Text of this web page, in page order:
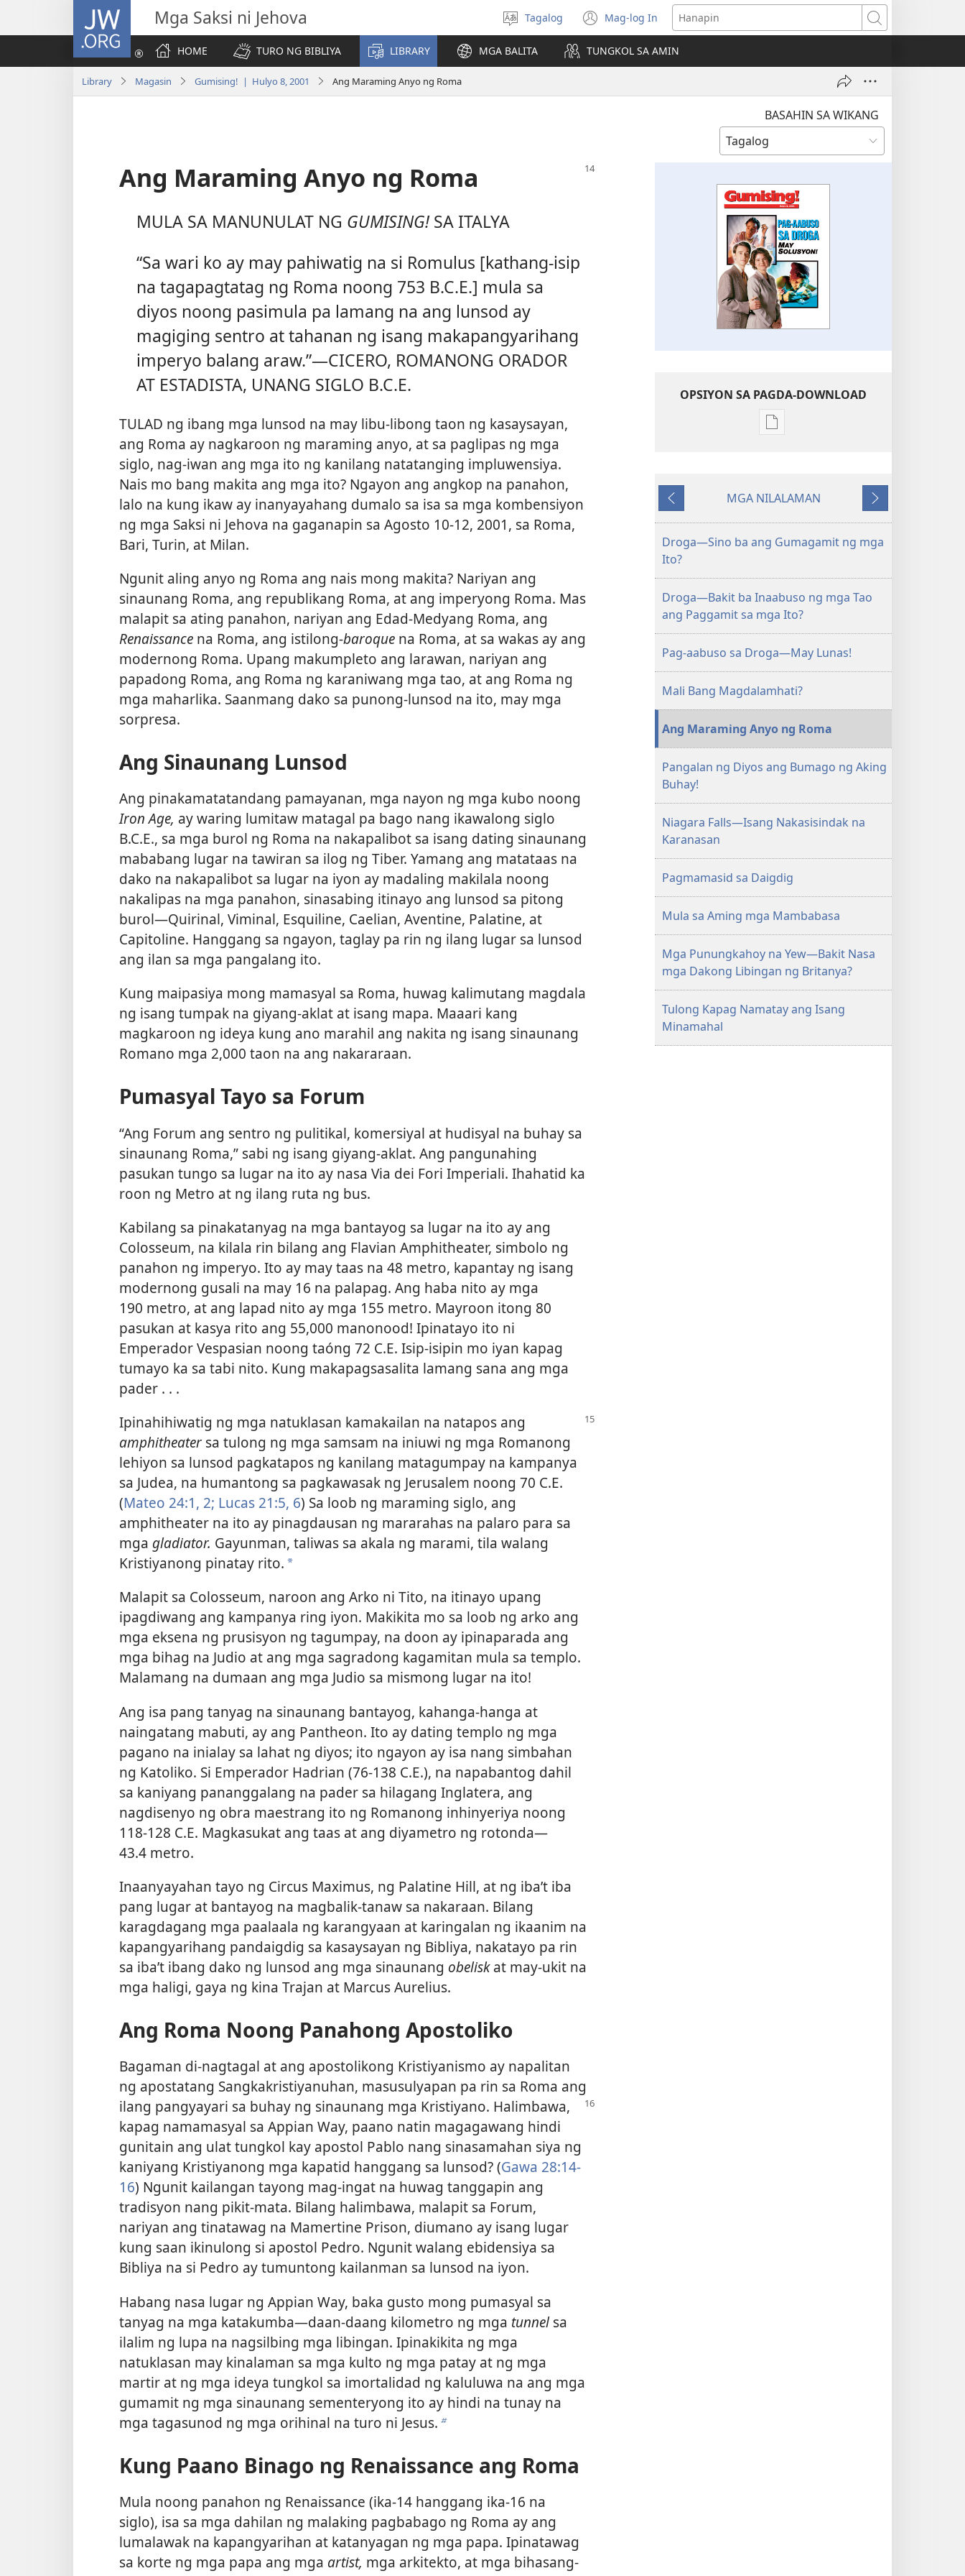
JW.ORG Mga Saksi ni Jehova
Pumili
ng
wika
Tagalog Mag-log In
(may
bubukas
na
bagong
Hanapin
HOME
TURO NG BIBLIYA LIBRARY MGA BALITA TUNGKOL SA AMIN
Library Magasin Gumising! | Hulyo 8, 2001 Ang Maraming Anyo ng Roma
BASAHIN SA WIKANG
Ang Maraming Anyo ng Roma
MULA SA MANUNULAT NG GUMISING!SA ITALYA
“Sa wari ko ay may pahiwatig na si Romulus [kathang-isip
na tagapagtatag ng Roma noong 753 B.C.E.] mula sa
diyos noong pasimula pa lamang na ang lunsod ay
magiging sentro at tahanan ng isang makapangyarihang
imperyo balang araw.”​—CICERO, ROMANONG ORADOR
AT ESTADISTA, UNANG SIGLO B.C.E.
TULAD ng ibang mga lunsod na may libu-libong taon ng kasaysayan,
ang Roma ay nagkaroon ng maraming anyo, at sa paglipas ng mga
siglo, nag-iwan ang mga ito ng kanilang natatanging impluwensiya.
Nais mo bang makita ang mga ito? Ngayon ang angkop na panahon,
lalo na kung ikaw ay inanyayahang dumalo sa isa sa mga kombensiyon
ng mga Saksi ni Jehova na gaganapin sa Agosto 10-12, 2001, sa Roma,
Bari, Turin, at Milan.
Ngunit aling anyo ng Roma ang nais mong makita? Nariyan ang
sinaunang Roma, ang republikang Roma, at ang imperyong Roma. Mas
malapit sa ating panahon, nariyan ang Edad-Medyang Roma, ang
Renaissance na Roma, ang istilong-baroque na Roma, at sa wakas ay ang
modernong Roma. Upang makumpleto ang larawan, nariyan ang
papadong Roma, ang Roma ng karaniwang mga tao, at ang Roma ng
mga maharlika. Saanmang dako sa punong-lunsod na ito, may mga
sorpresa.
Ang Sinaunang Lunsod
Ang pinakamatatandang pamayanan, mga nayon ng mga kubo noong
Iron Age, ay waring lumitaw matagal pa bago nang ikawalong siglo
B.C.E., sa mga burol ng Roma na nakapalibot sa isang dating sinaunang
mababang lugar na tawiran sa ilog ng Tiber. Yamang ang matataas na
dako na nakapalibot sa lugar na iyon ay madaling makilala noong
nakalipas na mga panahon, sinasabing itinayo ang lunsod sa pitong
burol​—Quirinal, Viminal, Esquiline, Caelian, Aventine, Palatine, at
Capitoline. Hanggang sa ngayon, taglay pa rin ng ilang lugar sa lunsod
ang ilan sa mga pangalang ito.
Kung maipasiya mong mamasyal sa Roma, huwag kalimutang magdala
ng isang tumpak na giyang-aklat at isang mapa. Maaari kang
magkaroon ng ideya kung ano marahil ang nakita ng isang sinaunang
Romano mga 2,000 taon na ang nakararaan.
Pumasyal Tayo sa Forum
“Ang Forum ang sentro ng pulitikal, komersiyal at hudisyal na buhay sa
sinaunang Roma,” sabi ng isang giyang-aklat. Ang pangunahing
pasukan tungo sa lugar na ito ay nasa Via dei Fori Imperiali. Ihahatid ka
roon ng Metro at ng ilang ruta ng bus.
Kabilang sa pinakatanyag na mga bantayog sa lugar na ito ay ang
Colosseum, na kilala rin bilang ang Flavian Amphitheater, simbolo ng
panahon ng imperyo. Ito ay may taas na 48 metro, kapantay ng isang
modernong gusali na may 16 na palapag. Ang haba nito ay mga
190 metro, at ang lapad nito ay mga 155 metro. Mayroon itong 80
pasukan at kasya rito ang 55,000 manonood! Ipinatayo ito ni
Emperador Vespasian noong taóng 72 C.E. Isip-isipin mo iyan kapag
tumayo ka sa tabi nito. Kung makapagsasalita lamang sana ang mga
pader . . .
Ipinahihiwatig ng mga natuklasan kamakailan na natapos ang
amphitheater sa tulong ng mga samsam na iniuwi ng mga Romanong
lehiyon sa lunsod pagkatapos ng kanilang matagumpay na kampanya
sa Judea, na humantong sa pagkawasak ng Jerusalem noong 70 C.E.
(Mateo 24:1, 2; Lucas 21:5, 6) Sa loob ng maraming siglo, ang
amphitheater na ito ay pinagdausan ng mararahas na palaro para sa
mga gladiator. Gayunman, taliwas sa akala ng marami, tila walang
Kristiyanong pinatay rito. a
Malapit sa Colosseum, naroon ang Arko ni Tito, na itinayo upang
ipagdiwang ang kampanya ring iyon. Makikita mo sa loob ng arko ang
mga eksena ng prusisyon ng tagumpay, na doon ay ipinaparada ang
mga bihag na Judio at ang mga sagradong kagamitan mula sa templo.
Malamang na dumaan ang mga Judio sa mismong lugar na ito!
Ang isa pang tanyag na sinaunang bantayog, kahanga-hanga at
naingatang mabuti, ay ang Pantheon. Ito ay dating templo ng mga
pagano na inialay sa lahat ng diyos; ito ngayon ay isa nang simbahan
ng Katoliko. Si Emperador Hadrian (76-138 C.E.), na napabantog dahil
sa kaniyang pananggalang na pader sa hilagang Inglatera, ang
nagdisenyo ng obra maestrang ito ng Romanong inhinyeriya noong
118-128 C.E. Magkasukat ang taas at ang diyametro ng rotonda​—
43.4 metro.
Inaanyayahan tayo ng Circus Maximus, ng Palatine Hill, at ng iba’t iba
pang lugar at bantayog na magbalik-tanaw sa nakaraan. Bilang
karagdagang mga paalaala ng karangyaan at karingalan ng ikaanim na
kapangyarihang pandaigdig sa kasaysayan ng Bibliya, nakatayo pa rin
sa iba’t ibang dako ng lunsod ang mga sinaunang obeliskat may-ukit na
mga haligi, gaya ng kina Trajan at Marcus Aurelius.
Ang Roma Noong Panahong Apostoliko
Bagaman di-nagtagal at ang apostolikong Kristiyanismo ay napalitan
ng apostatang Sangkakristiyanuhan, masusulyapan pa rin sa Roma ang
ilang pangyayari sa buhay ng sinaunang mga Kristiyano. Halimbawa,
kapag namamasyal sa Appian Way, paano natin magagawang hindi
gunitain ang ulat tungkol kay apostol Pablo nang sinasamahan siya ng
kaniyang Kristiyanong mga kapatid hanggang sa lunsod? (Gawa 28:14-
16) Ngunit kailangan tayong mag-ingat na huwag tanggapin ang
tradisyon nang pikit-mata. Bilang halimbawa, malapit sa Forum,
nariyan ang tinatawag na Mamertine Prison, diumano ay isang lugar
kung saan ikinulong si apostol Pedro. Ngunit walang ebidensiya sa
Bibliya na si Pedro ay tumuntong kailanman sa lunsod na iyon.
Habang nasa lugar ng Appian Way, baka gusto mong pumasyal sa
tanyag na mga katakumba​—daan-daang kilometro ng mga tunnelsa
ilalim ng lupa na nagsilbing mga libingan. Ipinakikita ng mga
natuklasan may kinalaman sa mga kulto ng mga patay at ng mga
martir at ng mga ideya tungkol sa imortalidad ng kaluluwa na ang mga
gumamit ng mga sinaunang sementeryong ito ay hindi na tunay na
mga tagasunod ng mga orihinal na turo ni Jesus. b
Kung Paano Binago ng Renaissance ang Roma
Mula noong panahon ng Renaissance (ika-14 hanggang ika-16 na
siglo), isa sa mga dahilan ng malaking pagbabago ng Roma ay ang
lumalawak na kapangyarihan at katanyagan ng mga papa. Ipinatawag
sa korte ng mga papa ang mga artist, mga arkitekto, at mga bihasang-
OPSIYON SA PAGDA-DOWNLOAD
Opsiyon
ng
MAGASIN
Hulyo 8,
Nauna
MGA NILALAMAN
Susunod
Droga—Sino ba ang Gumagamit ng mga
Ito?
Droga—Bakit ba Inaabuso ng mga Tao
ang Paggamit sa mga Ito?
Pag-aabuso sa Droga—May Lunas!
Mali Bang Magdalamhati?
Ang Maraming Anyo ng Roma
Pangalan ng Diyos ang Bumago ng Aking
Buhay!
Niagara Falls—Isang Nakasisindak na
Karanasan
Pagmamasid sa Daigdig
Mula sa Aming mga Mambabasa
Mga Punungkahoy na Yew—Bakit Nasa
mga Dakong Libingan ng Britanya?
Tulong Kapag Namatay ang Isang
Minamahal